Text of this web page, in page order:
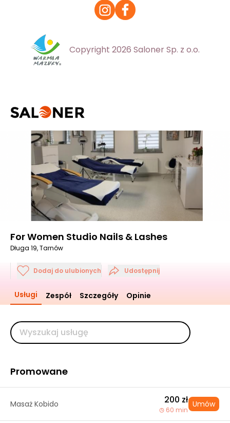
Copyright 2026 Saloner Sp. z o.o.
For Women Studio Nails & Lashes
Długa 19, Tarnów
Dodaj do ulubionych Udostępnij
Usługi Zespół Szczegóły Opinie
Promowane
Masaż Kobido 200 zł
60 min
Umów